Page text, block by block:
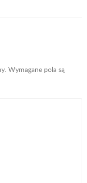
Wymagane pola są